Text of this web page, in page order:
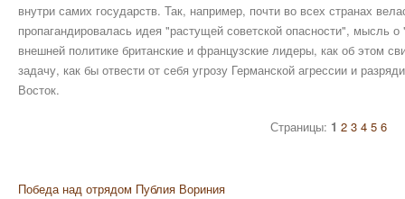
внутри самих государств. Так, например, почти во всех странах
пропагандировалась идея "растущей советской опасности", мысль
внешней политике британские и французские лидеры, как об этом
задачу, как бы отвести от себя угрозу Германской агрессии и
Восток.
Страницы: 1 2 3 4 5 6
Победа над отрядом Публия Вориния